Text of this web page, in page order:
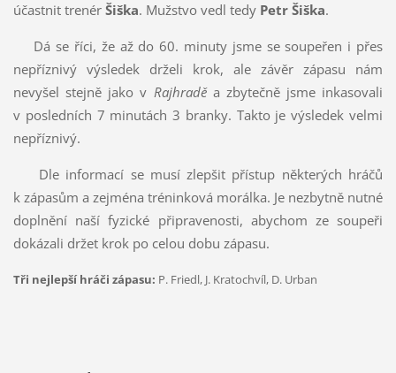
účastnit trenér Šiška. Mužstvo vedl tedyPetr Šiška.
Dá se říci, že až do 60. minuty jsme se soupeřen i přes
nepříznivý výsledek drželi krok, ale závěr zápasu nám
nevyšel stejně jako v Rajhraděa zbytečně jsme inkasovali
v posledních 7 minutách 3 branky. Takto je výsledek velmi
nepříznivý.
Dle informací se musí zlepšit přístup některých hráčů
k zápasům a zejména tréninková morálka. Je nezbytně nutné
doplnění naší fyzické připravenosti, abychom ze soupeři
dokázali držet krok po celou dobu zápasu.
Tři nejlepší hráči zápasu: P. Friedl, J. Kratochvíl, D. Urban